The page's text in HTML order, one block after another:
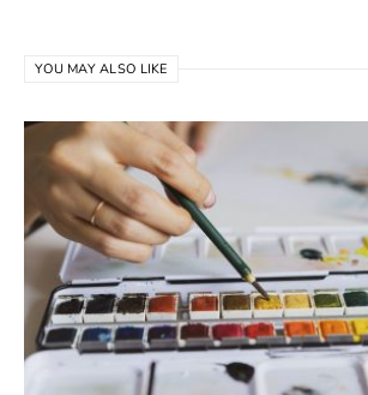
YOU MAY ALSO LIKE